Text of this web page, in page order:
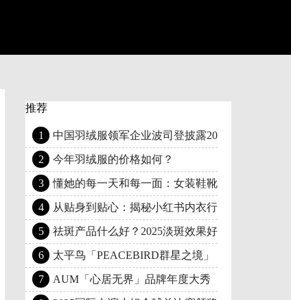
推荐
1 中国羽绒服领军企业波司登披露2025
2 今年羽绒服的价格如何？
3 懂她的每一天和每一面：女装鞋靴行业增
4 从贴身到贴心：揭秘小红书内衣行业长效
5 祛斑产品什么好？2025淡斑效果好的
6 太平鸟「PEACEBIRD群星之境」
7 AUM「心居无界」品牌年度大秀